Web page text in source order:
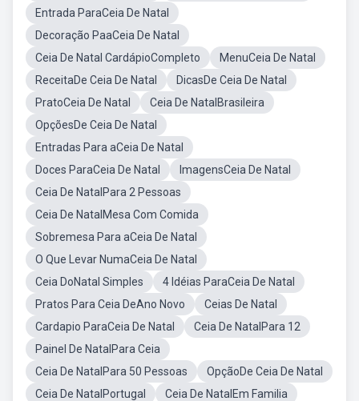
Entrada ParaCeia De Natal
Decoração PaaCeia De Natal
Ceia De Natal CardápioCompleto
MenuCeia De Natal
ReceitaDe Ceia De Natal
DicasDe Ceia De Natal
PratoCeia De Natal
Ceia De NatalBrasileira
OpçõesDe Ceia De Natal
Entradas Para aCeia De Natal
Doces ParaCeia De Natal
ImagensCeia De Natal
Ceia De NatalPara 2 Pessoas
Ceia De NatalMesa Com Comida
Sobremesa Para aCeia De Natal
O Que Levar NumaCeia De Natal
Ceia DoNatal Simples
4 Idéias ParaCeia De Natal
Pratos Para Ceia DeAno Novo
Ceias De Natal
Cardapio ParaCeia De Natal
Ceia De NatalPara 12
Painel De NatalPara Ceia
Ceia De NatalPara 50 Pessoas
OpçãoDe Ceia De Natal
Ceia De NatalPortugal
Ceia De NatalEm Familia